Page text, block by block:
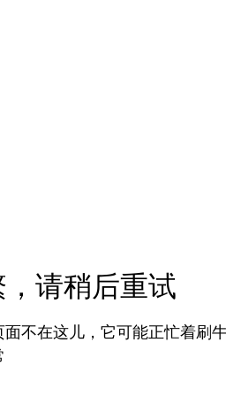
请稍后重试
不在这儿，它可能正忙着刷